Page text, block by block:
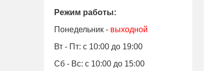
Режим работы:
Понедельник - выходной
Вт - Пт: с 10:00 до 19:00
Сб - Вс: с 10:00 до 15:00